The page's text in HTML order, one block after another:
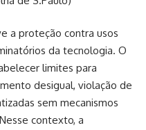
a proteção contra usos
da tecnologia. O
limites para
desigual, violação de
sem mecanismos
contexto, a